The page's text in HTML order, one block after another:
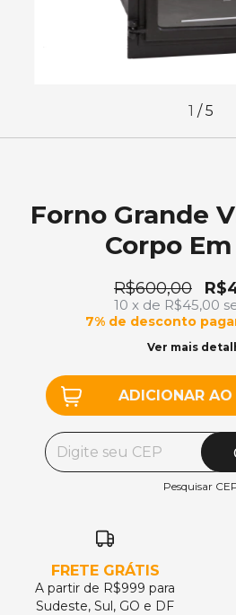
1 /5
Forno Grande
Corpo
R$600,00
10 x de R$45,00
7% de desconto
Ver mais
Pesquisar
FRETE GRÁTIS
A partir de R$999 para
Sudeste, Sul, GO e DF